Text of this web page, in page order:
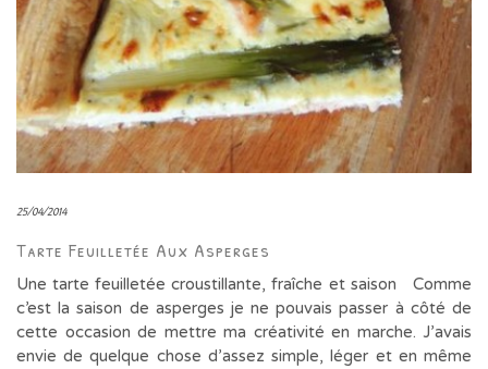
25/04/2014
Tarte Feuilletée Aux Asperges
Une tarte feuilletée croustillante, fraîche et saison Comme
c’est la saison de asperges je ne pouvais passer à côté de
cette occasion de mettre ma créativité en marche. J’avais
envie de quelque chose d’assez simple, léger et en même